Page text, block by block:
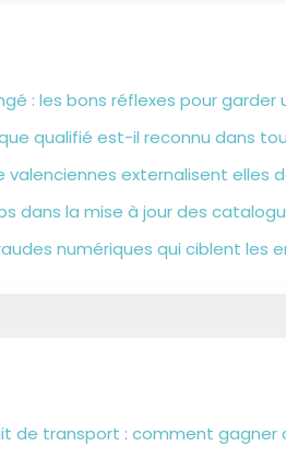
: les bons réflexes pour garder
qualifié est-il reconnu dans
valenciennes externalisent elles
dans la mise à jour des
numériques qui ciblent les
de transport : comment